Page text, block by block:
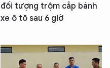
đối tượng trộm cắp bánh
xe ô tô sau 6 giờ